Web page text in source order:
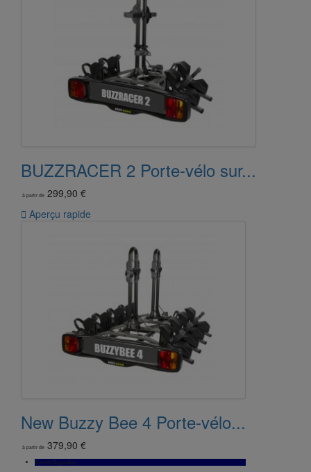
BUZZRACER 2 Porte-vélo sur...
à partir de 299,90 €
 Aperçu rapide
New Buzzy Bee 4 Porte-vélo...
à partir de 379,90 €
Bientôt Disponible